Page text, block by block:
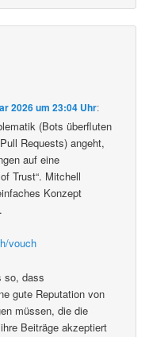
2026 um 23:04 Uhr:
(Bots überfluten
Requests) angeht,
auf eine
Trust“. Mitchell
Konzept
vouch
so, dass
gute Reputation von
müssen, die die
Beiträge akzeptiert